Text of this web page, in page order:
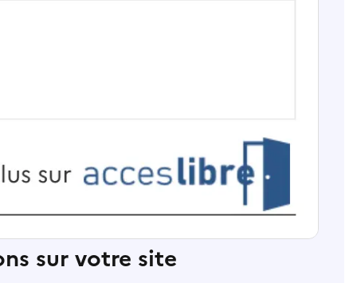
sur votre site